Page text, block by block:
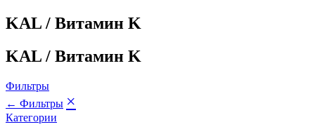
KAL / Витамин K
KAL / Витамин K
Фильтры
← Фильтры ×
Категории